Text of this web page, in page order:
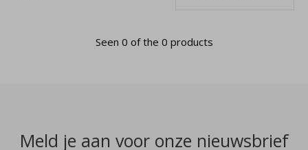
Seen 0 of the 0 products
Meld je aan voor onze nieuwsbrief